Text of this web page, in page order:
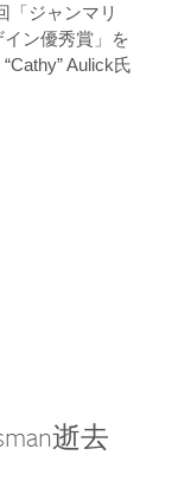
「ジャンマリ
ン優秀賞」を
Aulick氏
逝去